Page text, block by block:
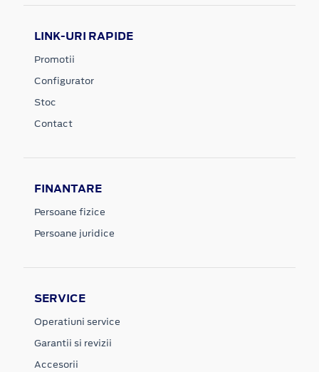
LINK-URI RAPIDE
Promotii
Configurator
Stoc
Contact
FINANTARE
Persoane fizice
Persoane juridice
SERVICE
Operatiuni service
Garantii si revizii
Accesorii